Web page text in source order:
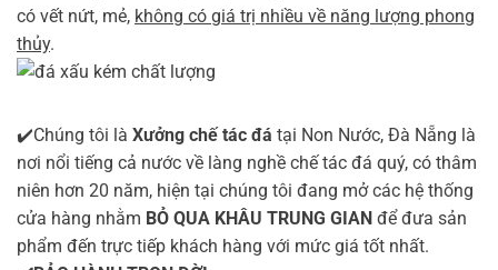
có vết nứt, mẻ, không có giá trị nhiều về năng lượng phong
thủy.
✔️Chúng tôi là Xưởng chế tác đá tại Non Nước, Đà Nẵng là
nơi nổi tiếng cả nước về làng nghề chế tác đá quý, có thâm
niên hơn 20 năm, hiện tại chúng tôi đang mở các hệ thống
cửa hàng nhằm BỎ QUA KHÂU TRUNG GIAN để đưa sản
phẩm đến trực tiếp khách hàng với mức giá tốt nhất.